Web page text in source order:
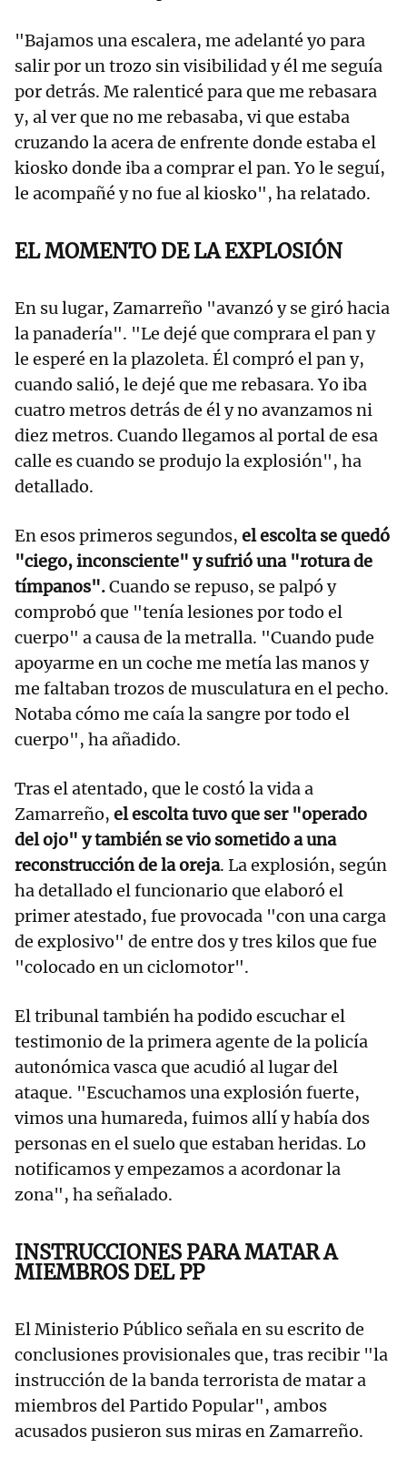
"Bajamos una escalera, me adelanté yo para
salir por un trozo sin visibilidad y él me seguía
por detrás. Me ralenticé para que me rebasara
y, al ver que no me rebasaba, vi que estaba
cruzando la acera de enfrente donde estaba el
kiosko donde iba a comprar el pan. Yo le seguí,
le acompañé y no fue al kiosko", ha relatado.
EL MOMENTO DE LA EXPLOSIÓN
En su lugar, Zamarreño "avanzó y se giró hacia
la panadería". "Le dejé que comprara el pan y
le esperé en la plazoleta. Él compró el pan y,
cuando salió, le dejé que me rebasara. Yo iba
cuatro metros detrás de él y no avanzamos ni
diez metros. Cuando llegamos al portal de esa
calle es cuando se produjo la explosión", ha
detallado.
En esos primeros segundos, el escolta se quedó
"ciego, inconsciente" y sufrió una "rotura de
tímpanos".Cuando se repuso, se palpó y
comprobó que "tenía lesiones por todo el
cuerpo" a causa de la metralla. "Cuando pude
apoyarme en un coche me metía las manos y
me faltaban trozos de musculatura en el pecho.
Notaba cómo me caía la sangre por todo el
cuerpo", ha añadido.
Tras el atentado, que le costó la vida a
Zamarreño, el escolta tuvo que ser "operado
del ojo" y también se vio sometido a una
reconstrucción de la oreja. La explosión, según
ha detallado el funcionario que elaboró el
primer atestado, fue provocada "con una carga
de explosivo" de entre dos y tres kilos que fue
"colocado en un ciclomotor".
El tribunal también ha podido escuchar el
testimonio de la primera agente de la policía
autonómica vasca que acudió al lugar del
ataque. "Escuchamos una explosión fuerte,
vimos una humareda, fuimos allí y había dos
personas en el suelo que estaban heridas. Lo
notificamos y empezamos a acordonar la
zona", ha señalado.
INSTRUCCIONES PARA MATAR A
MIEMBROS DEL PP
El Ministerio Público señala en su escrito de
conclusiones provisionales que, tras recibir "la
instrucción de la banda terrorista de matar a
miembros del Partido Popular", ambos
acusados pusieron sus miras en Zamarreño.